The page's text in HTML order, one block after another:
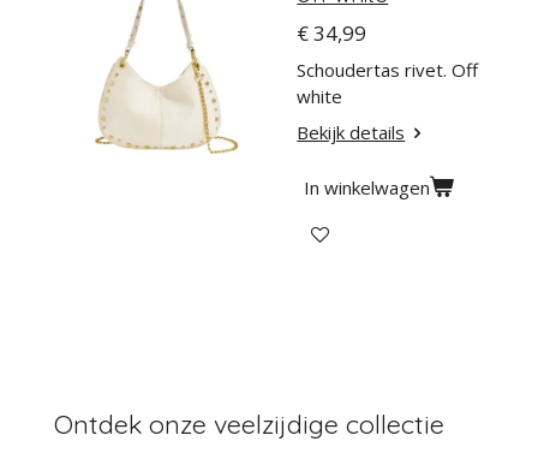
€ 34,99
Schoudertas rivet. Off
white
Bekijk details
In winkelwagen
Ontdek onze veelzijdige collectie